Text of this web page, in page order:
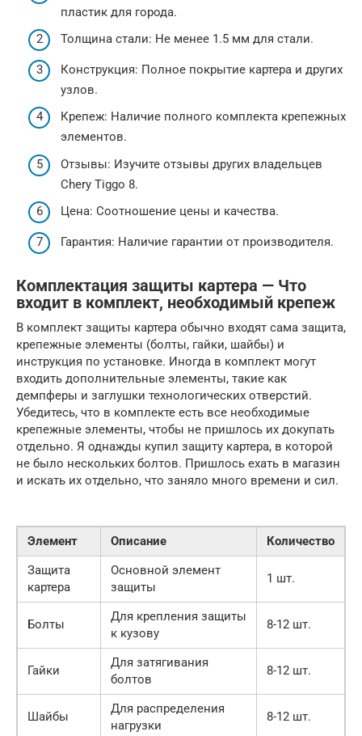
пластик для города.
Толщина стали: Не менее 1.5 мм для стали.
Конструкция: Полное покрытие картера и других
узлов.
Крепеж: Наличие полного комплекта крепежных
элементов.
Отзывы: Изучите отзывы других владельцев
Chery Tiggo 8.
Цена: Соотношение цены и качества.
Гарантия: Наличие гарантии от производителя.
Комплектация защиты картера — Что
входит в комплект, необходимый крепеж
В комплект защиты картера обычно входят сама защита,
крепежные элементы (болты, гайки, шайбы) и
инструкция по установке. Иногда в комплект могут
входить дополнительные элементы, такие как
демпферы и заглушки технологических отверстий.
Убедитесь, что в комплекте есть все необходимые
крепежные элементы, чтобы не пришлось их докупать
отдельно. Я однажды купил защиту картера, в которой
не было нескольких болтов. Пришлось ехать в магазин
и искать их отдельно, что заняло много времени и сил.
Элемент Описание
Количество
Защита
картера
Основной элемент
защиты
1 шт.
Болты
Для крепления защиты
к кузову
8-12 шт.
Гайки
Для затягивания
болтов
8-12 шт.
Шайбы
Для распределения
нагрузки
8-12 шт.